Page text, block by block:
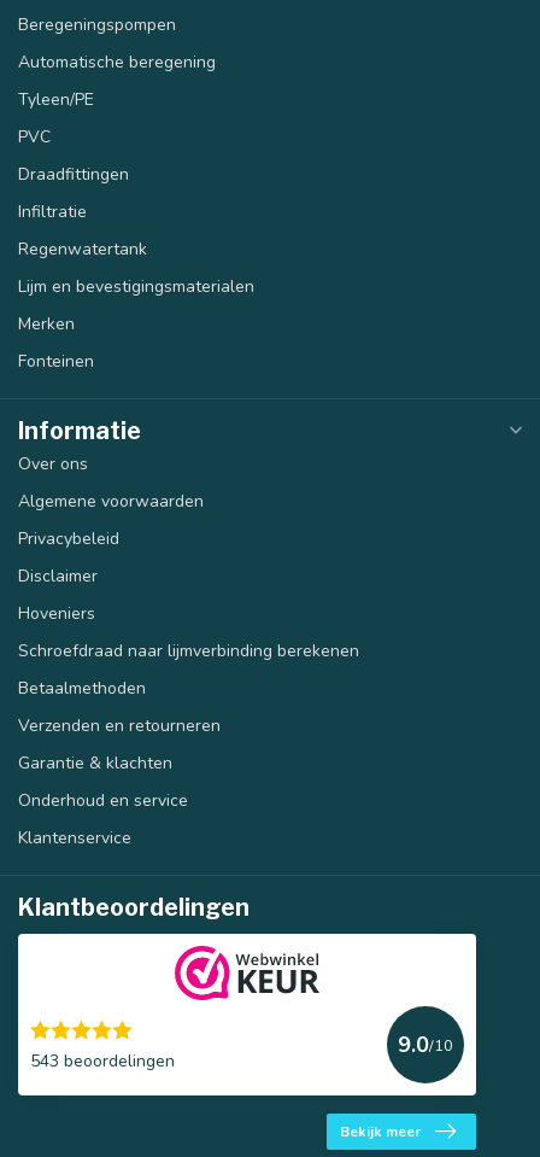
Beregeningspompen
Automatische beregening
Tyleen/PE
PVC
Draadfittingen
Infiltratie
Regenwatertank
Lijm en bevestigingsmaterialen
Merken
Fonteinen
Informatie
Over ons
Algemene voorwaarden
Privacybeleid
Disclaimer
Hoveniers
Schroefdraad naar lijmverbinding berekenen
Betaalmethoden
Verzenden en retourneren
Garantie & klachten
Onderhoud en service
Klantenservice
Klantbeoordelingen
543 beoordelingen
9.0/10
Bekijk meer